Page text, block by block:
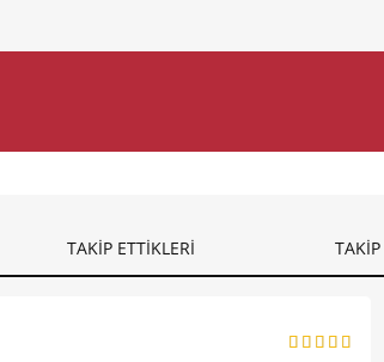
TAKİP ETTİKLERİ